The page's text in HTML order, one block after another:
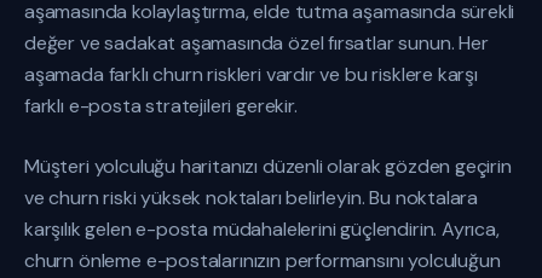
aşamasında kolaylaştırma, elde tutma aşamasında sürekli
değer ve sadakat aşamasında özel fırsatlar sunun. Her
aşamada farklı churn riskleri vardır ve bu risklere karşı
farklı e-posta stratejileri gerekir.
Müşteri yolculuğu haritanızı düzenli olarak gözden geçirin
ve churn riski yüksek noktaları belirleyin. Bu noktalara
karşılık gelen e-posta müdahalelerini güçlendirin. Ayrıca,
churn önleme e-postalarınızın performansını yolculuğun